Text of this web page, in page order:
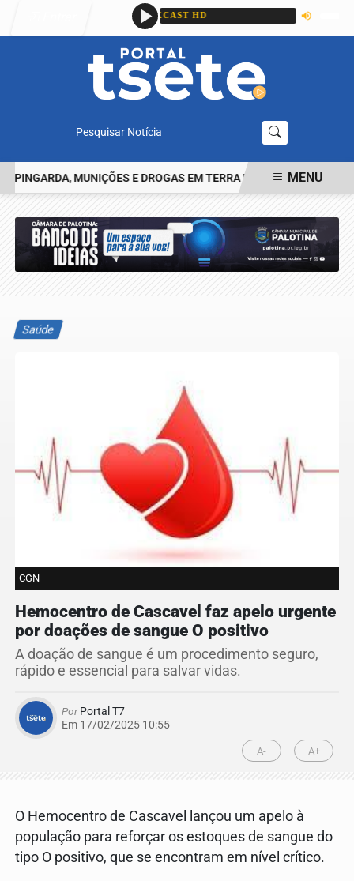
Pesquisar Notícia
MUNIÇÕES E DROGAS EM TERRA ROXA IDENTIFICADO
MENU
Saúde
CGN
Hemocentro de Cascavel faz apelo urgente
por doações de sangue O positivo
A doação de sangue é um procedimento seguro,
rápido e essencial para salvar vidas.
PorPortal T7
Em 17/02/2025 10:55
A- A+
O Hemocentro de Cascavel lançou um apelo à
população para reforçar os estoques de sangue do
tipo O positivo, que se encontram em nível crítico.